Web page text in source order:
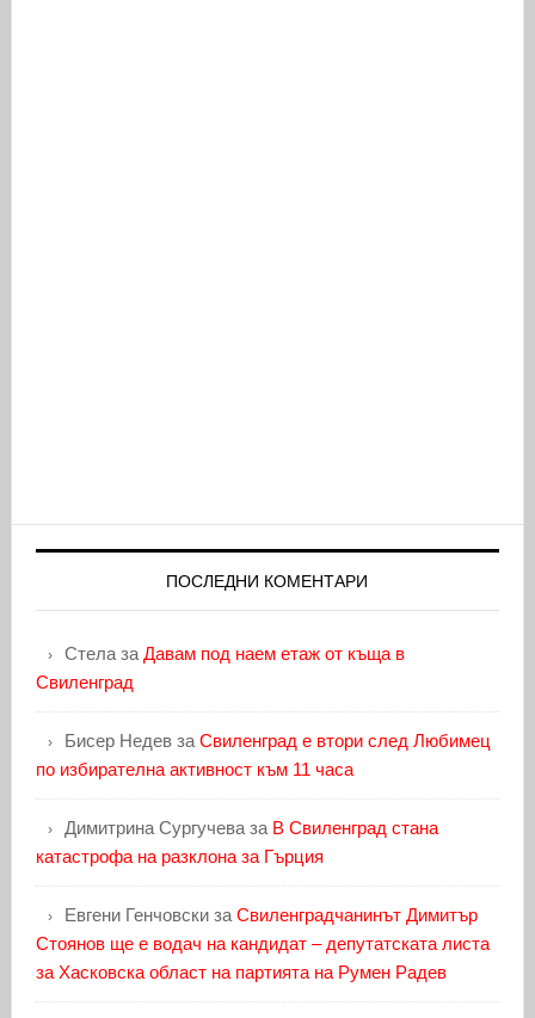
ПОСЛЕДНИ КОМЕНТАРИ
Стелаза Давам под наем етаж от къща в
Свиленград
Бисер Недевза Свиленград е втори след Любимец
по избирателна активност към 11 часа
Димитрина Сургучеваза В Свиленград стана
катастрофа на разклона за Гърция
Евгени Генчовскиза Свиленградчанинът Димитър
Стоянов ще е водач на кандидат – депутатската листа
за Хасковска област на партията на Румен Радев